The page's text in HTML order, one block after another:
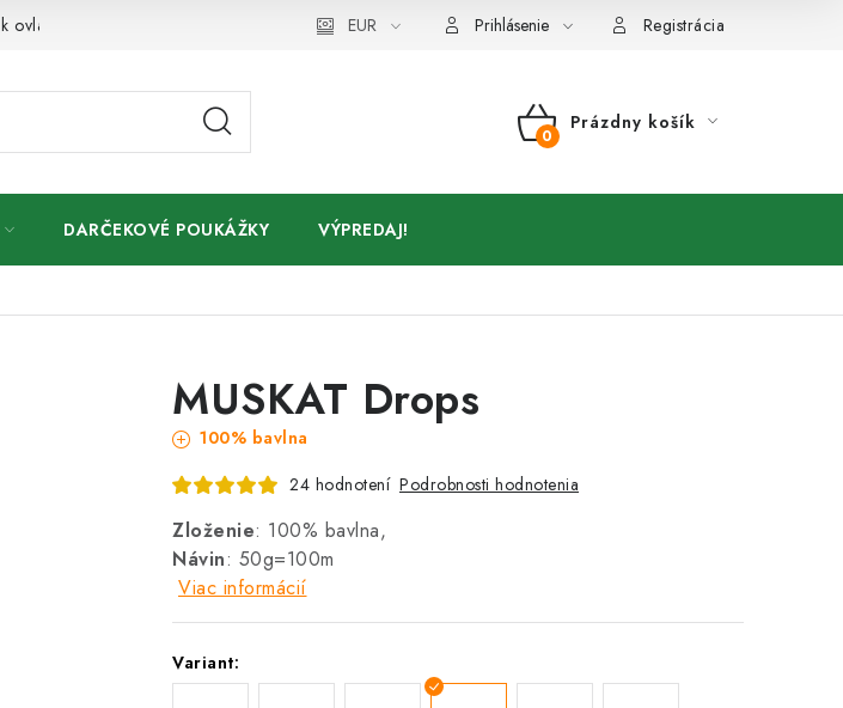
ovládaniu e-shopu KontaktyEUR Prihlásenie Registrácia
NÁKUPNÝ
Prázdny košík
DARČEKOVÉ POUKÁŽKY VÝPREDAJ!
MUSKAT Drops
100% bavlna
24 hodnotení Podrobnosti hodnotenia
Zloženie: 100% bavlna,
Návin: 50g=100m
Viac informácií
Variant: